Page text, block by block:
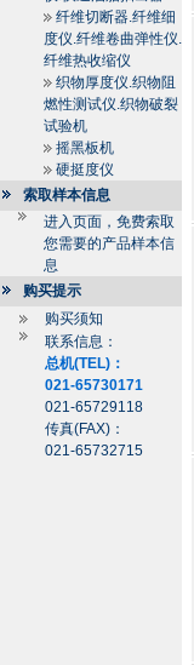
纤维切断器.纤维细
度仪.纤维卷曲弹性仪.
纤维热收缩仪
织物厚度仪.织物阻
燃性测试仪.织物破裂
试验机
摇黑板机
硬挺度仪
索取样本信息
进入页面，免费索取
您需要的产品样本信
息
购买提示
购买须知
联系信息：
总机(TEL)：
021-65730171
021-65729118
传真(FAX)：
021-65732715